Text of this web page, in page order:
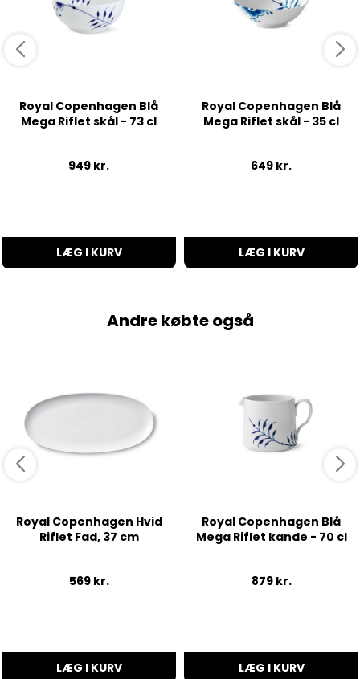
Royal Copenhagen Blå
Mega Riflet skål - 73 cl
949 kr.
LÆG I KURV
Royal Copenhagen Blå
Mega Riflet skål - 35 cl
649 kr.
LÆG I KURV
Andre købte også
Royal Copenhagen Hvid
Riflet Fad, 37 cm
569 kr.
LÆG I KURV
Royal Copenhagen Blå
Mega Riflet kande - 70 cl
879 kr.
LÆG I KURV